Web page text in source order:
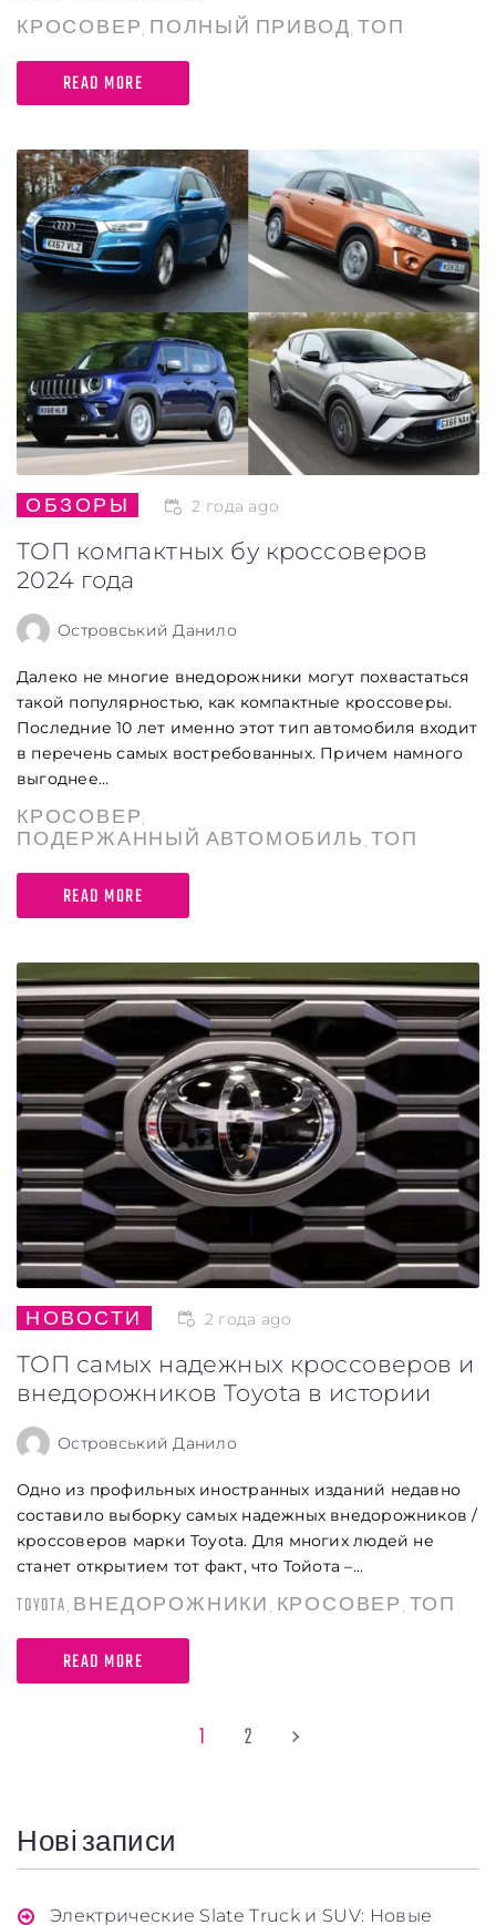
КРОСОВЕР ПОЛНЫЙ ПРИВОД ТОП
READ MORE
ОБЗОРЫ 2 года ago
ТОП компактных бу кроссоверов
2024 года
Островський Данило
Далеко не многие внедорожники могут похвастаться
такой популярностью, как компактные кроссоверы.
Последние 10 лет именно этот тип автомобиля входит
в перечень самых востребованных. Причем намного
выгоднее...
КРОСОВЕР,
ПОДЕРЖАННЫЙ АВТОМОБИЛЬ , ТОП
READ MORE
НОВОСТИ 2 года ago
ТОП самых надежных кроссоверов и
внедорожников Toyota в истории
Островський Данило
Одно из профильных иностранных изданий недавно
составило выборку самых надежных внедорожников /
кроссоверов марки Toyota. Для многих людей не
станет открытием тот факт, что Тойота –...
TOYOTA ВНЕДОРОЖНИКИ КРОСОВЕР ТОП
READ MORE
1 2
Нові записи
Электрические Slate Truck и SUV: Новые
Стаття
Абзац